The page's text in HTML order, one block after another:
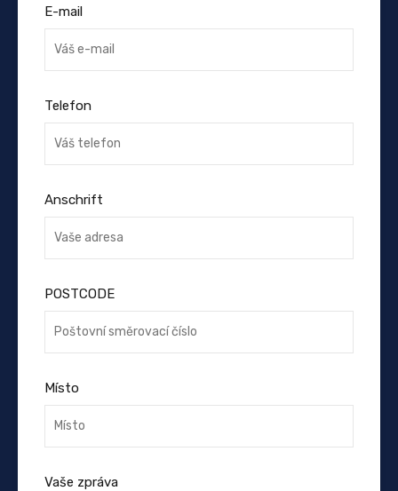
E-mail
Telefon
Anschrift
POSTCODE
Místo
Vaše zpráva